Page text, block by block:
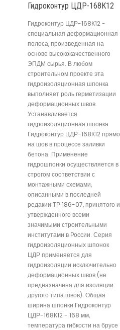
Гидроконтур ЦДР-168К12
Гидроконтур ЦДР-168К12 -
специальная деформационная
полоса, произведенная на
основе высококачественного
ЭПДМ сырья. В любом
строительном проекте эта
гидроизоляционная шпонка
выполняет роль герметизации
деформационных швов.
Устанавливается
гидроизоляционная шпонка
Гидроконтур ЦДР-168К12 прямо
на шов в процессе заливки
бетона. Применение
гидрошпонки осуществляется в
строгом соответствии с
монтажными схемами,
описанными в последней
редакии ТР 186-07, принятого и
утвержденного всеми
значимыми строительными
институтами в России. Серия
гидроизоляционных шпонок
ЦДР применяется для
гидроизоляции исключительно
деформационных швов (не
предназначена для изоляции
другого типа швов). Общая
ширина шпонки Гидроконтур
ЦДР-168К12 - 168 мм,
температура гибкости на брусе